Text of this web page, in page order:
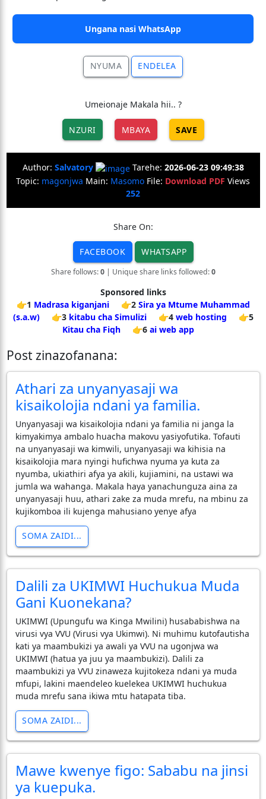
Ungana nasi WhatsApp
NYUMA ENDELEA
Umeionaje Makala hii.. ?
NZURI MBAYA SAVE
Author: Salvatory Tarehe: 2026-06-23 09:49:38
Topic: magonjwa Main: Masomo File: Download PDF Views
252
Share On:
FACEBOOK WHATSAPP
Share follows:0| Unique share links followed:0
Sponsored links
👉1 Madrasa kiganjani 👉2 Sira ya Mtume Muhammad
(s.a.w)
👉3 kitabu cha Simulizi 👉4 web hosting
👉5
Kitau cha Fiqh
👉6 ai web app
Post zinazofanana:
Athari za unyanyasaji wa
kisaikolojia ndani ya familia.
​Unyanyasaji wa kisaikolojia ndani ya familia ni janga la
kimyakimya ambalo huacha makovu yasiyofutika. Tofauti
na unyanyasaji wa kimwili, unyanyasaji wa kihisia na
kisaikolojia mara nyingi hufichwa nyuma ya kuta za
nyumba, ukiathiri afya ya akili, kujiamini, na ustawi wa
jumla wa wahanga. Makala haya yanachunguza aina za
unyanyasaji huu, athari zake za muda mrefu, na mbinu za
kujikomboa ili kujenga mahusiano yenye afya
SOMA ZAIDI...
Dalili za UKIMWI Huchukua Muda
Gani Kuonekana?
​UKIMWI (Upungufu wa Kinga Mwilini) husababishwa na
virusi vya VVU (Virusi vya Ukimwi). Ni muhimu kutofautisha
kati ya maambukizi ya awali ya VVU na ugonjwa wa
UKIMWI (hatua ya juu ya maambukizi). Dalili za
maambukizi ya VVU zinaweza kujitokeza ndani ya muda
mfupi, lakini maendeleo kuelekea UKIMWI huchukua
muda mrefu sana ikiwa mtu hatapata tiba.
SOMA ZAIDI...
Mawe kwenye figo: Sababu na jinsi
ya kuepuka.